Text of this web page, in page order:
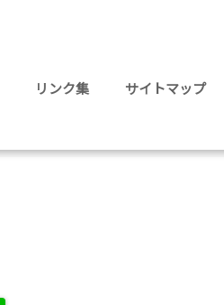
リンク集 サイトマップ